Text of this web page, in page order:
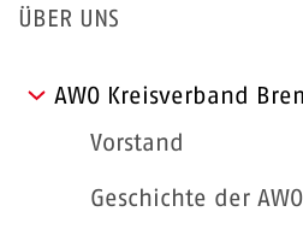
ÜBER UNS
AWO Kreisverband
Vorstand
Geschichte der AWO